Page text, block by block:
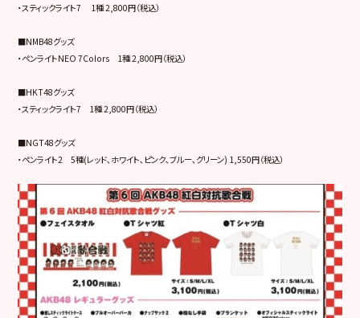
・スティックライト7 1種 2,800円（税込）
■NMB48グッズ
・ペンライトNEO 7Colors 1種 2,800円（税込）
■HKT48グッズ
・スティックライト7 1種 2,800円（税込）
■NGT48グッズ
・ペンライト2 5種(レッド､ホワイト､ピンク､ブルー､グリーン) 1,550円（税込）